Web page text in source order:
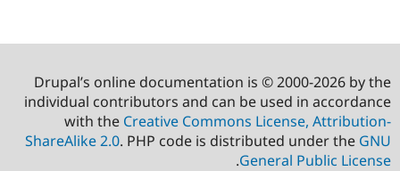
Drupal’s online documentation is © 2000-2026 by the
individual contributors and can be used in accordance
with the Creative Commons License, Attribution-
ShareAlike 2.0. PHP code is distributed under the GNU
General Public License
.